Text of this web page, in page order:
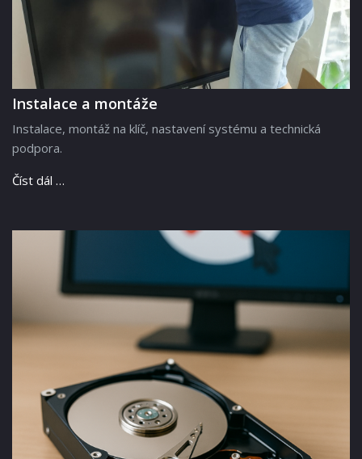
Instalace a montáže
Instalace, montáž na klíč, nastavení systému a technická
podpora.
Číst dál …